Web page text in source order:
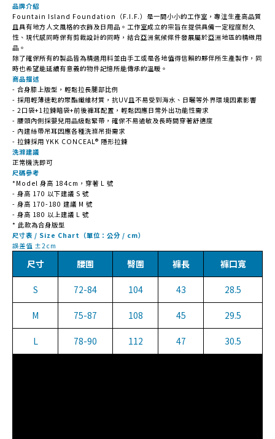
品牌介紹
Fountain Island Foundation（F.I.F.）是一間小小的工作室，專注生產高品質
且具有地方人文風格的衣飾及日用品。工作室成立的宗旨在提供具備一定程度耐久
性、現代感同時保有剪裁設計的同時，結合亞洲氣候條件發展屬於亞洲地區的精緻用
品。
除了確保所有的製品皆為精選用料並由手工或是各地值得信賴的夥伴所生產製作，同
時也希望能延續有意義的物件記憶所能傳承的溫暖。
商品描述
- 合身膝上版型，輕鬆拉長腿部比例
- 採用輕薄速乾的聚酯纖維材質，抗UV且不易受到海水、日曬等外界環境因素影響
- 2口袋+1拉鍊暗袋+前後褲耳配置，輕鬆因應日常外出功能性需求
- 腰頭內側採嬰兒用品級鬆緊帶，確保不易過敏及長時間穿著舒適度
- 內建絲帶吊耳因應各種洗滌吊掛需求
- 拉鍊採用 YKK CONCEAL® 隱形拉鍊
洗滌建議
正常機洗即可
尺碼參考
*Model 身高 184cm，穿著 L 號
- 身高 170 以下建議 S 號
- 身高 170-180 建議 M 號
- 身高 180 以上建議 L 號
* 此款為合身版型
尺寸表 / Size Chart（單位：公分 / cm）
誤差值 ±2cm
尺寸 腰圍 臀圍 褲長 褲口寬
S 72-84 104 43 28.5
M 75-87 108 45 29.5
L 78-90 112 47 30.5